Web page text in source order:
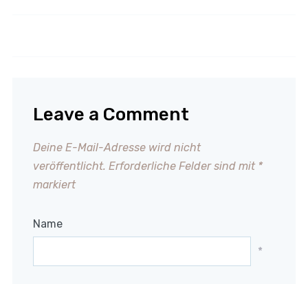
Leave a Comment
Deine E-Mail-Adresse wird nicht
veröffentlicht. Erforderliche Felder sind mit *
markiert
Name
*